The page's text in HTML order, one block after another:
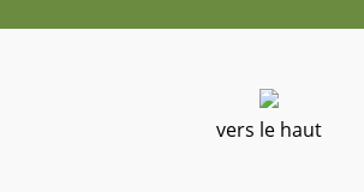
vers le haut